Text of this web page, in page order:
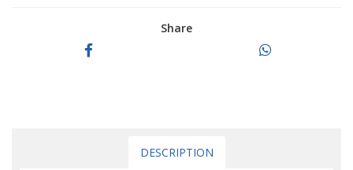
Share
DESCRIPTION